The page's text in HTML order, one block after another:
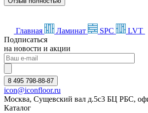
Главная Ламинат SPC LVT
Подписаться
на новости и акции
8 495 798-88-87
icon@iconfloor.ru
Москва, Сущевский вал д.5с3 БЦ РБС,
Каталог